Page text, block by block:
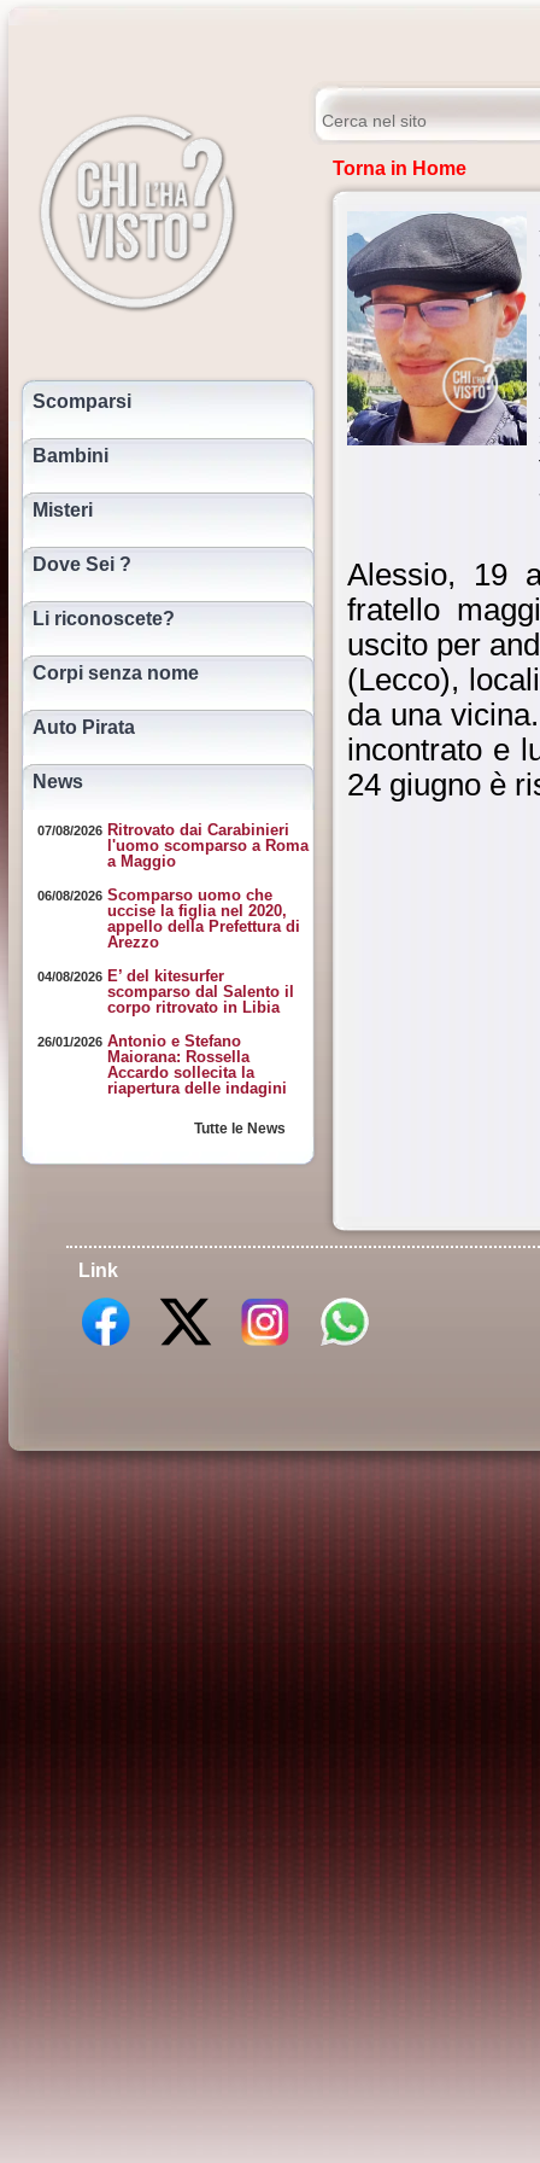
Scomparsi
Bambini
Misteri
Dove Sei ?
Li riconoscete?
Corpi senza nome
Auto Pirata
News
07/08/2026 Ritrovato dai Carabinieri
l'uomo scomparso a Roma
a Maggio
06/08/2026 Scomparso uomo che
uccise la figlia nel 2020,
appello della Prefettura di
Arezzo
04/08/2026 E’ del kitesurfer
scomparso dal Salento il
corpo ritrovato in Libia
26/01/2026 Antonio e Stefano
Maiorana: Rossella
Accardo sollecita la
riapertura delle indagini
Tutte le News
Torna in Home
Alessio, 19
fratello
uscito per
(Lecco),
da una
incontrato e
24 giugno è
Link